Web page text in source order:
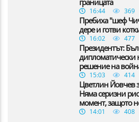
16:44 369
Пребиха "шеф
дере и готви
16:02 477
Президентът:
дипломатически
решение на
15:03 414
Цветлин Йовчев
Няма серизни
момент, защото
14:01 408